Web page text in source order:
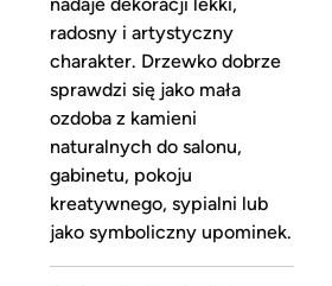
nadaje dekoracji lekki,
radosny i artystyczny
charakter. Drzewko dobrze
sprawdzi się jako mała
ozdoba z kamieni
naturalnych do salonu,
gabinetu, pokoju
kreatywnego, sypialni lub
jako symboliczny upominek.